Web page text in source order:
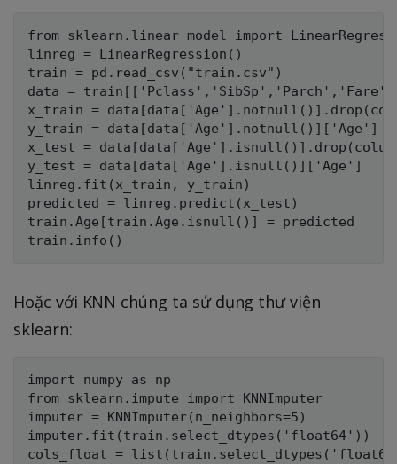
from sklearn.linear_model import
linreg = LinearRegression()
train = pd.read_csv("train.csv")
data =
x_train =
y_train = data[data['Age'].notnull()]['Age']
x_test =
y_test = data[data['Age'].isnull()]['Age']
linreg.fit(x_train, y_train)
predicted = linreg.predict(x_test)
train.Age[train.Age.isnull()] = predicted
Hoặc với KNN chúng ta sử dụng thư viện
sklearn:
import numpy as np
from sklearn.impute import KNNImputer
imputer = KNNImputer(n_neighbors=5)
imputer.fit(train.select_dtypes('float64'))
cols_float =